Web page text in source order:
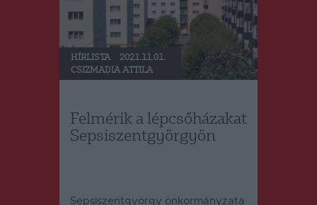
HÍRLISTA
2021.11.01.
CSIZMADIA ATTILA
Felmérik a lépcsőházakat
Sepsiszentgyörgyön
Sepsiszentgyörgy önkormányzata